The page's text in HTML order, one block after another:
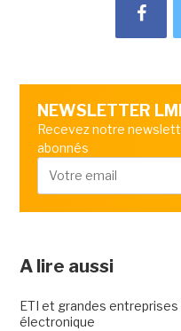
NEWSLETTER LMI
Recevez notre
abonnés
A lire aussi
ETI et grandes
électronique